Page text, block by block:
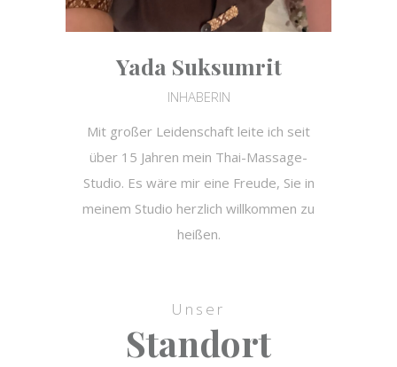
Yada Suksumrit
INHABERIN
Mit großer Leidenschaft leite ich seit
über 15 Jahren mein Thai-Massage-
Studio. Es wäre mir eine Freude, Sie in
meinem Studio herzlich willkommen zu
heißen.
Unser
Standort